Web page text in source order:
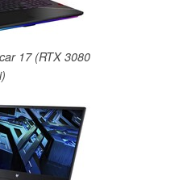
17 (RTX 3080